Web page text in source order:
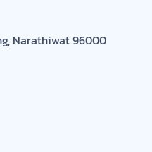
Narathiwat 96000